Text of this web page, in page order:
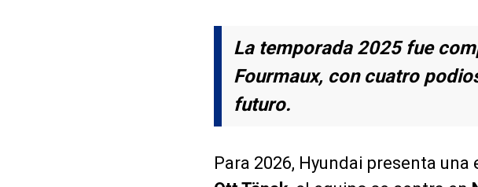
La temporada 2025 fue
Fourmaux, con cuatro
futuro.
Para 2026, Hyundai presenta